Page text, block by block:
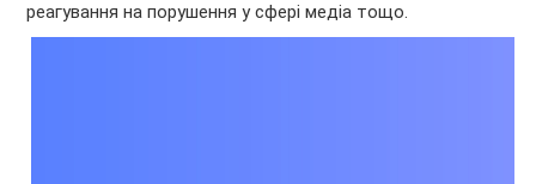
реагування на порушення у сфері медіа тощо.